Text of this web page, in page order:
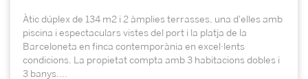
Àtic dúplex de 134 m2 i 2 àmplies terrasses, una d'elles amb
piscina i espectaculars vistes del port i la platja de la
Barceloneta en finca contemporània en excel·lents
condicions. La propietat compta amb 3 habitacions dobles i
3 banys....